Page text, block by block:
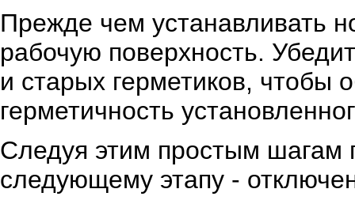
Прежде чем устанавливать
рабочую поверхность.
и старых герметиков, чтобы
герметичность
Следуя этим простым шагам
следующему этапу -